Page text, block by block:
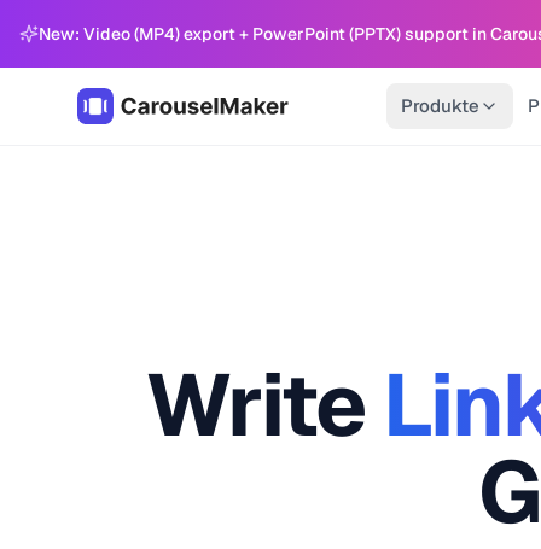
New: Video (MP4) export + PowerPoint (PPTX) support in
Produkte
Write